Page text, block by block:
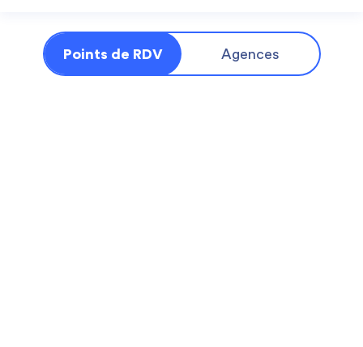
Points de RDV Agences